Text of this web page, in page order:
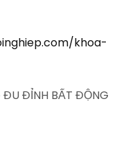
khoa-
ĐỈNH BẤT ĐỘNG